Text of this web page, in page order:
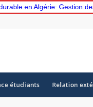
en Algérie: Gestion des
étudiants Relation